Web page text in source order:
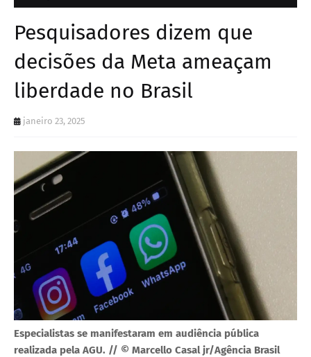
Pesquisadores dizem que
decisões da Meta ameaçam
liberdade no Brasil
janeiro 23, 2025
Especialistas se manifestaram em audiência pública
realizada pela AGU. // © Marcello Casal jr/Agência Brasil